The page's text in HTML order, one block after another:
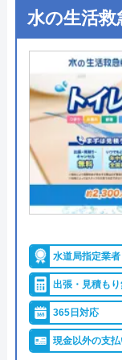
●出張見積もり
●支払い方法
●累計実績
●保証・保険
水110番が
水110番を運営
いる業者です
トラブルに対
ブルならなん
明朗会計で、
水の生活救
水道局指定業者
出張・見積も
365日対応
現金以外の支